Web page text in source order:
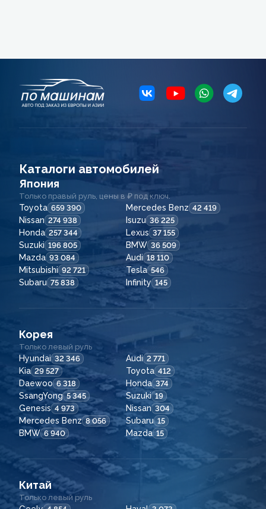
Каталоги автомобилей
Япония
Только правый руль, цены в ₽ под ключ.
Toyota 659 390 Mercedes Benz 42 419
Nissan 274 938 Isuzu 36 225
Honda 257 344 Lexus 37 155
Suzuki 196 805 BMW 36 509
Mazda 93 084 Audi 18 110
Mitsubishi 92 721 Tesla 546
Subaru 75 838 Infinity 145
Корея
Только левый руль
Hyundai 32 346 Audi 2 771
Kia 29 527 Toyota 412
Daewoo 6 318 Honda 374
SsangYong 5 345 Suzuki 19
Genesis 4 973 Nissan 304
Mercedes Benz 8 056 Subaru 15
BMW 6 940 Mazda 15
Китай
Только левый руль